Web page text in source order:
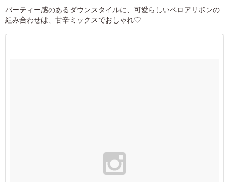
パーティー感のあるダウンスタイルに、可愛らしいベロアリボンの
組み合わせは、甘辛ミックスでおしゃれ♡